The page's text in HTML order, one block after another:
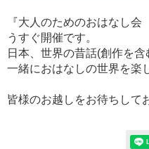
『大人のためのおはなし
うすぐ開催です。
日本、世界の昔話(創作を含
一緒におはなしの世界を楽
皆様のお越しをお待ちして